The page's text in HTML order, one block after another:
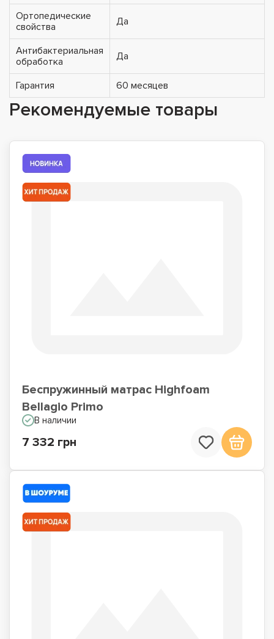
Ортопедические
свойства
Да
Антибактериальная
обработка
Да
Гарантия 60 месяцев
Рекомендуемые товары
Беспружинный матрас Highfoam
Bellagio Primo
В наличии
7 332 грн